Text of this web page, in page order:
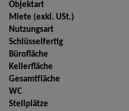
Objektart
Miete (exkl. USt.)
Nutzungsart
Schlüsselfertig
Bürofläche
Kellerfläche
Gesamtfläche
WC
Stellplätze